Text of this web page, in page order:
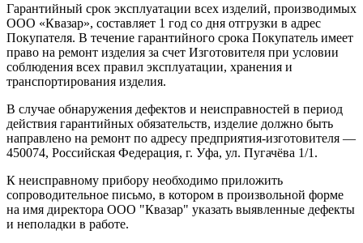
Гарантийный срок эксплуатации всех изделий, производимых
ООО «Квазар», составляет 1 год со дня отгрузки в адрес
Покупателя. В течение гарантийного срока Покупатель имеет
право на ремонт изделия за счет Изготовителя при условии
соблюдения всех правил эксплуатации, хранения и
транспортирования изделия.
В случае обнаружения дефектов и неисправностей в период
действия гарантийных обязательств, изделие должно быть
направлено на ремонт по адресу предприятия-изготовителя —
450074, Российская Федерация, г. Уфа, ул. Пугачёва 1/1.
К неисправному прибору необходимо приложить
сопроводительное письмо, в котором в произвольной форме
на имя директора ООО "Квазар" указать выявленные дефекты
и неполадки в работе.